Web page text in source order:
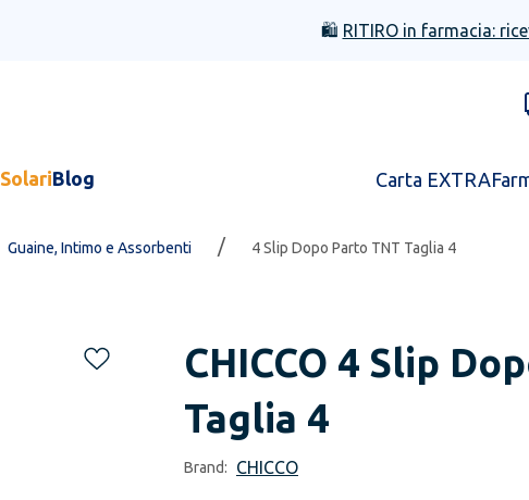
🛍️ RITIRO in farmacia:
SolariBlog Carta EXTRA
Guaine, Intimo e Assorbenti / 4 Slip Dopo Parto TNT Taglia 4
CHICCO 4 Slip
Taglia 4
Brand: CHICCO